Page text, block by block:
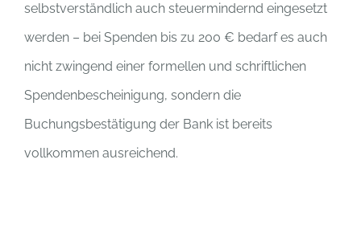
selbstverständlich auch steuermindernd eingesetzt
werden – bei Spenden bis zu 200 € bedarf es auch
nicht zwingend einer formellen und schriftlichen
Spendenbescheinigung, sondern die
Buchungsbestätigung der Bank ist bereits
vollkommen ausreichend.